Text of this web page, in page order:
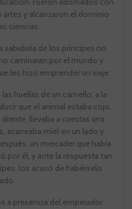
artes y alcanzaron el dominio
ciencias.
sabiduría de los príncipes no
caminaran por el mundo y
les hizo emprender un viaje.
huellas de un camello, a la
que el animal estaba cojo,
llevaba a cuestas una
acarreaba miel en un lado y
un mercader que había
por él, y ante la respuesta tan
los acusó de habérselo
a presencia del emperador